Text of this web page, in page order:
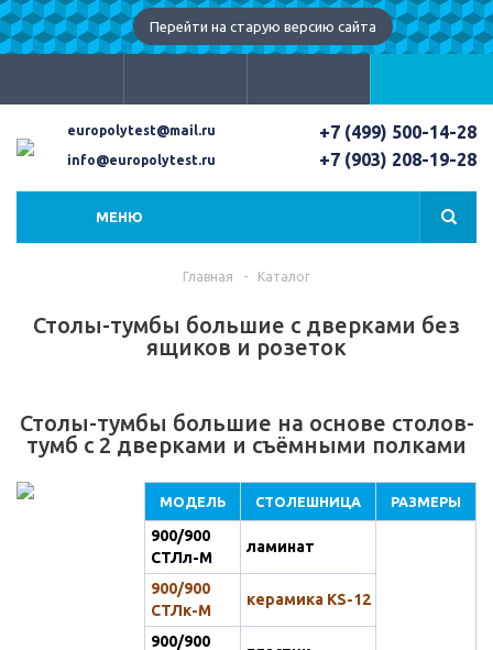
Перейти на старую версию сайта
europolytest@mail.ru
info@europolytest.ru
+7 (499) 500-14-28
+7 (903) 208-19-28
МЕНЮ
Главная - Каталог
Столы-тумбы большие с дверками без
ящиков и розеток
Столы-тумбы большие на основе столов-
тумб с 2 дверками и съёмными полками
МОДЕЛЬ СТОЛЕШНИЦА РАЗМЕРЫ
900/900
СТЛл-М
ламинат
900/900
СТЛк-М
керамика KS-12
900/900